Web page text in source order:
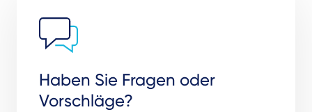
Haben Sie Fragen oder
Vorschläge?